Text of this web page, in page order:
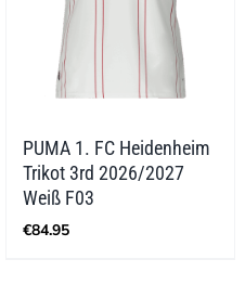
PUMA 1. FC Heidenheim
Trikot 3rd 2026/2027
Weiß F03
€84.95